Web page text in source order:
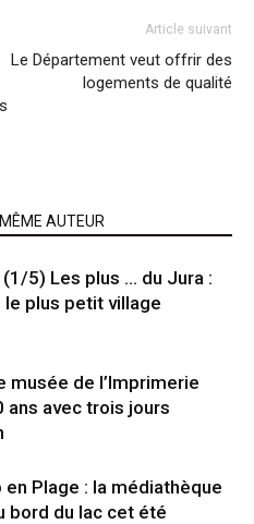
Article suivant
Le Département veut offrir des
logements de qualité
AUTEUR
(1/5) Les plus … du Jura :
le plus petit village
musée de l’Imprimerie
avec trois jours
en Plage : la médiathèque
bord du lac cet été